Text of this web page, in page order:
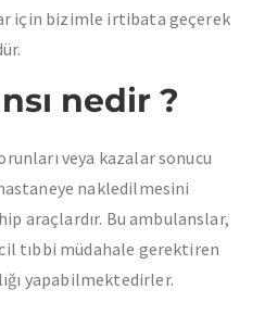
için bizimle irtibata geçerek
nedir ?
veya kazalar sonucu
nakledilmesini
araçlardır. Bu ambulanslar,
tıbbi müdahale gerektiren
yapabilmektedirler.